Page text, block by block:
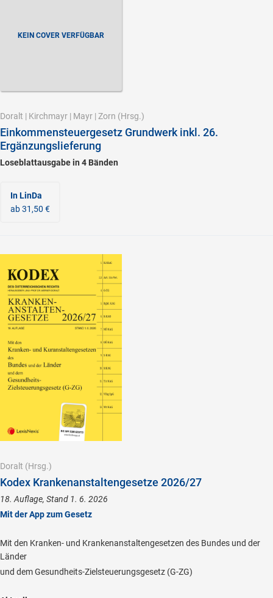
KEIN COVER VERFÜGBAR
Doralt | Kirchmayr | Mayr | Zorn (Hrsg.)
Einkommensteuergesetz Grundwerk inkl. 26.
Ergänzungslieferung
Loseblattausgabe in 4 Bänden
In LinDa
ab 31,50 €
Doralt (Hrsg.)
Kodex Krankenanstaltengesetze 2026/27
18. Auflage, Stand 1. 6. 2026
Mit der App zum Gesetz
Mit den Kranken- und Krankenanstaltengesetzen des Bundes und der
Länder
und dem Gesundheits-Zielsteuerungsgesetz (G-ZG)